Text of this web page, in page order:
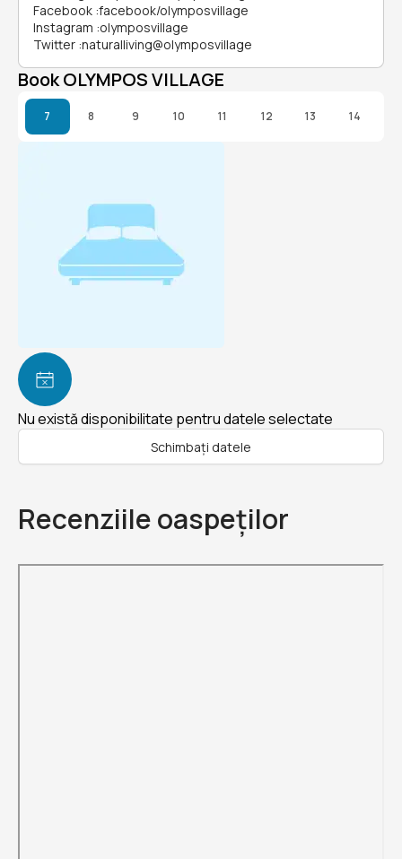
Facebook :facebook/olymposvillage
Instagram :olymposvillage
Twitter :naturalliving@olymposvillage
Book OLYMPOS VILLAGE
7 8 9 10 11 12 13 14
Nu există disponibilitate pentru datele selectate
Schimbați datele
Recenziile oaspeților